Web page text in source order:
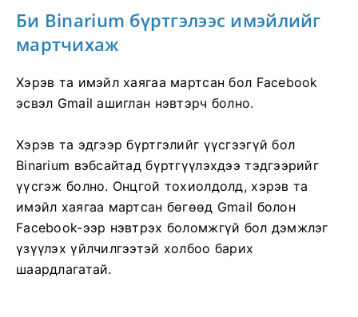
Би Binarium бүртгэлээс имэйлийг
мартчихаж
Хэрэв та имэйл хаягаа мартсан бол Facebook
эсвэл Gmail ашиглан нэвтэрч болно.
Хэрэв та эдгээр бүртгэлийг үүсгээгүй бол
Binarium вэбсайтад бүртгүүлэхдээ тэдгээрийг
үүсгэж болно. Онцгой тохиолдолд, хэрэв та
имэйл хаягаа мартсан бөгөөд Gmail болон
Facebook-ээр нэвтрэх боломжгүй бол дэмжлэг
үзүүлэх үйлчилгээтэй холбоо барих
шаардлагатай.